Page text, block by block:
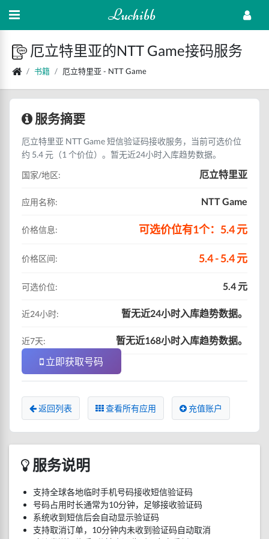
Luchibb
厄立特里亚的NTT Game接码服务
书籍 厄立特里亚 - NTT Game
服务摘要
厄立特里亚 NTT Game 短信验证码接收服务，当前可选价位
约 5.4 元（1 个价位）。暂无近24小时入库趋势数据。
国家/地区:
厄立特里亚
应用名称: NTT Game
价格信息: 可选价位有1个：5.4 元
价格区间: 5.4 - 5.4 元
可选价位: 5.4 元
近24小时: 暂无近24小时入库趋势数据。
近7天:
暂无近168小时入库趋势数据。
立即获取号码
返回列表 查看所有应用 充值账户
服务说明
支持全球各地临时手机号码接收短信验证码
号码占用时长通常为10分钟，足够接收验证码
系统收到短信后会自动显示验证码
支持取消订单，10分钟内未收到验证码自动取消